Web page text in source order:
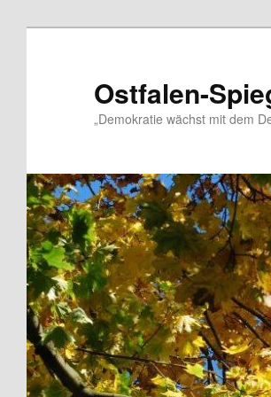
Ostfalen-
„Demokratie wächst mit dem